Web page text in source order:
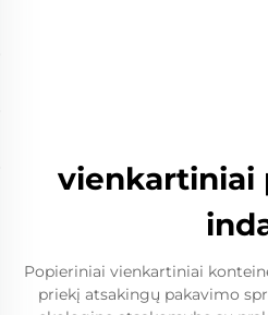
vienkartiniai
Popieriniai vienkartiniai
priekį atsakingų pakavimo